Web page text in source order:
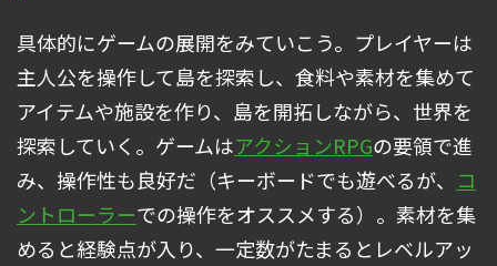
具体的にゲームの展開をみていこう。プレイヤーは
主人公を操作して島を探索し、食料や素材を集めて
アイテムや施設を作り、島を開拓しながら、世界を
探索していく。ゲームはアクションRPGの要領で進
み、操作性も良好だ（キーボードでも遊べるが、
コ
ントローラーでの操作をオススメする）。素材を集
めると経験点が入り、一定数がたまるとレベルアッ